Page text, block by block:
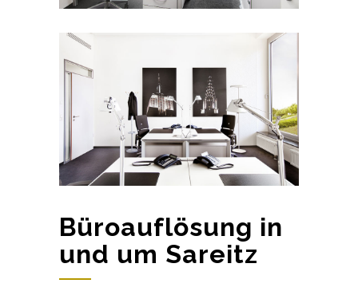
Büroauflösung in
und um Sareitz